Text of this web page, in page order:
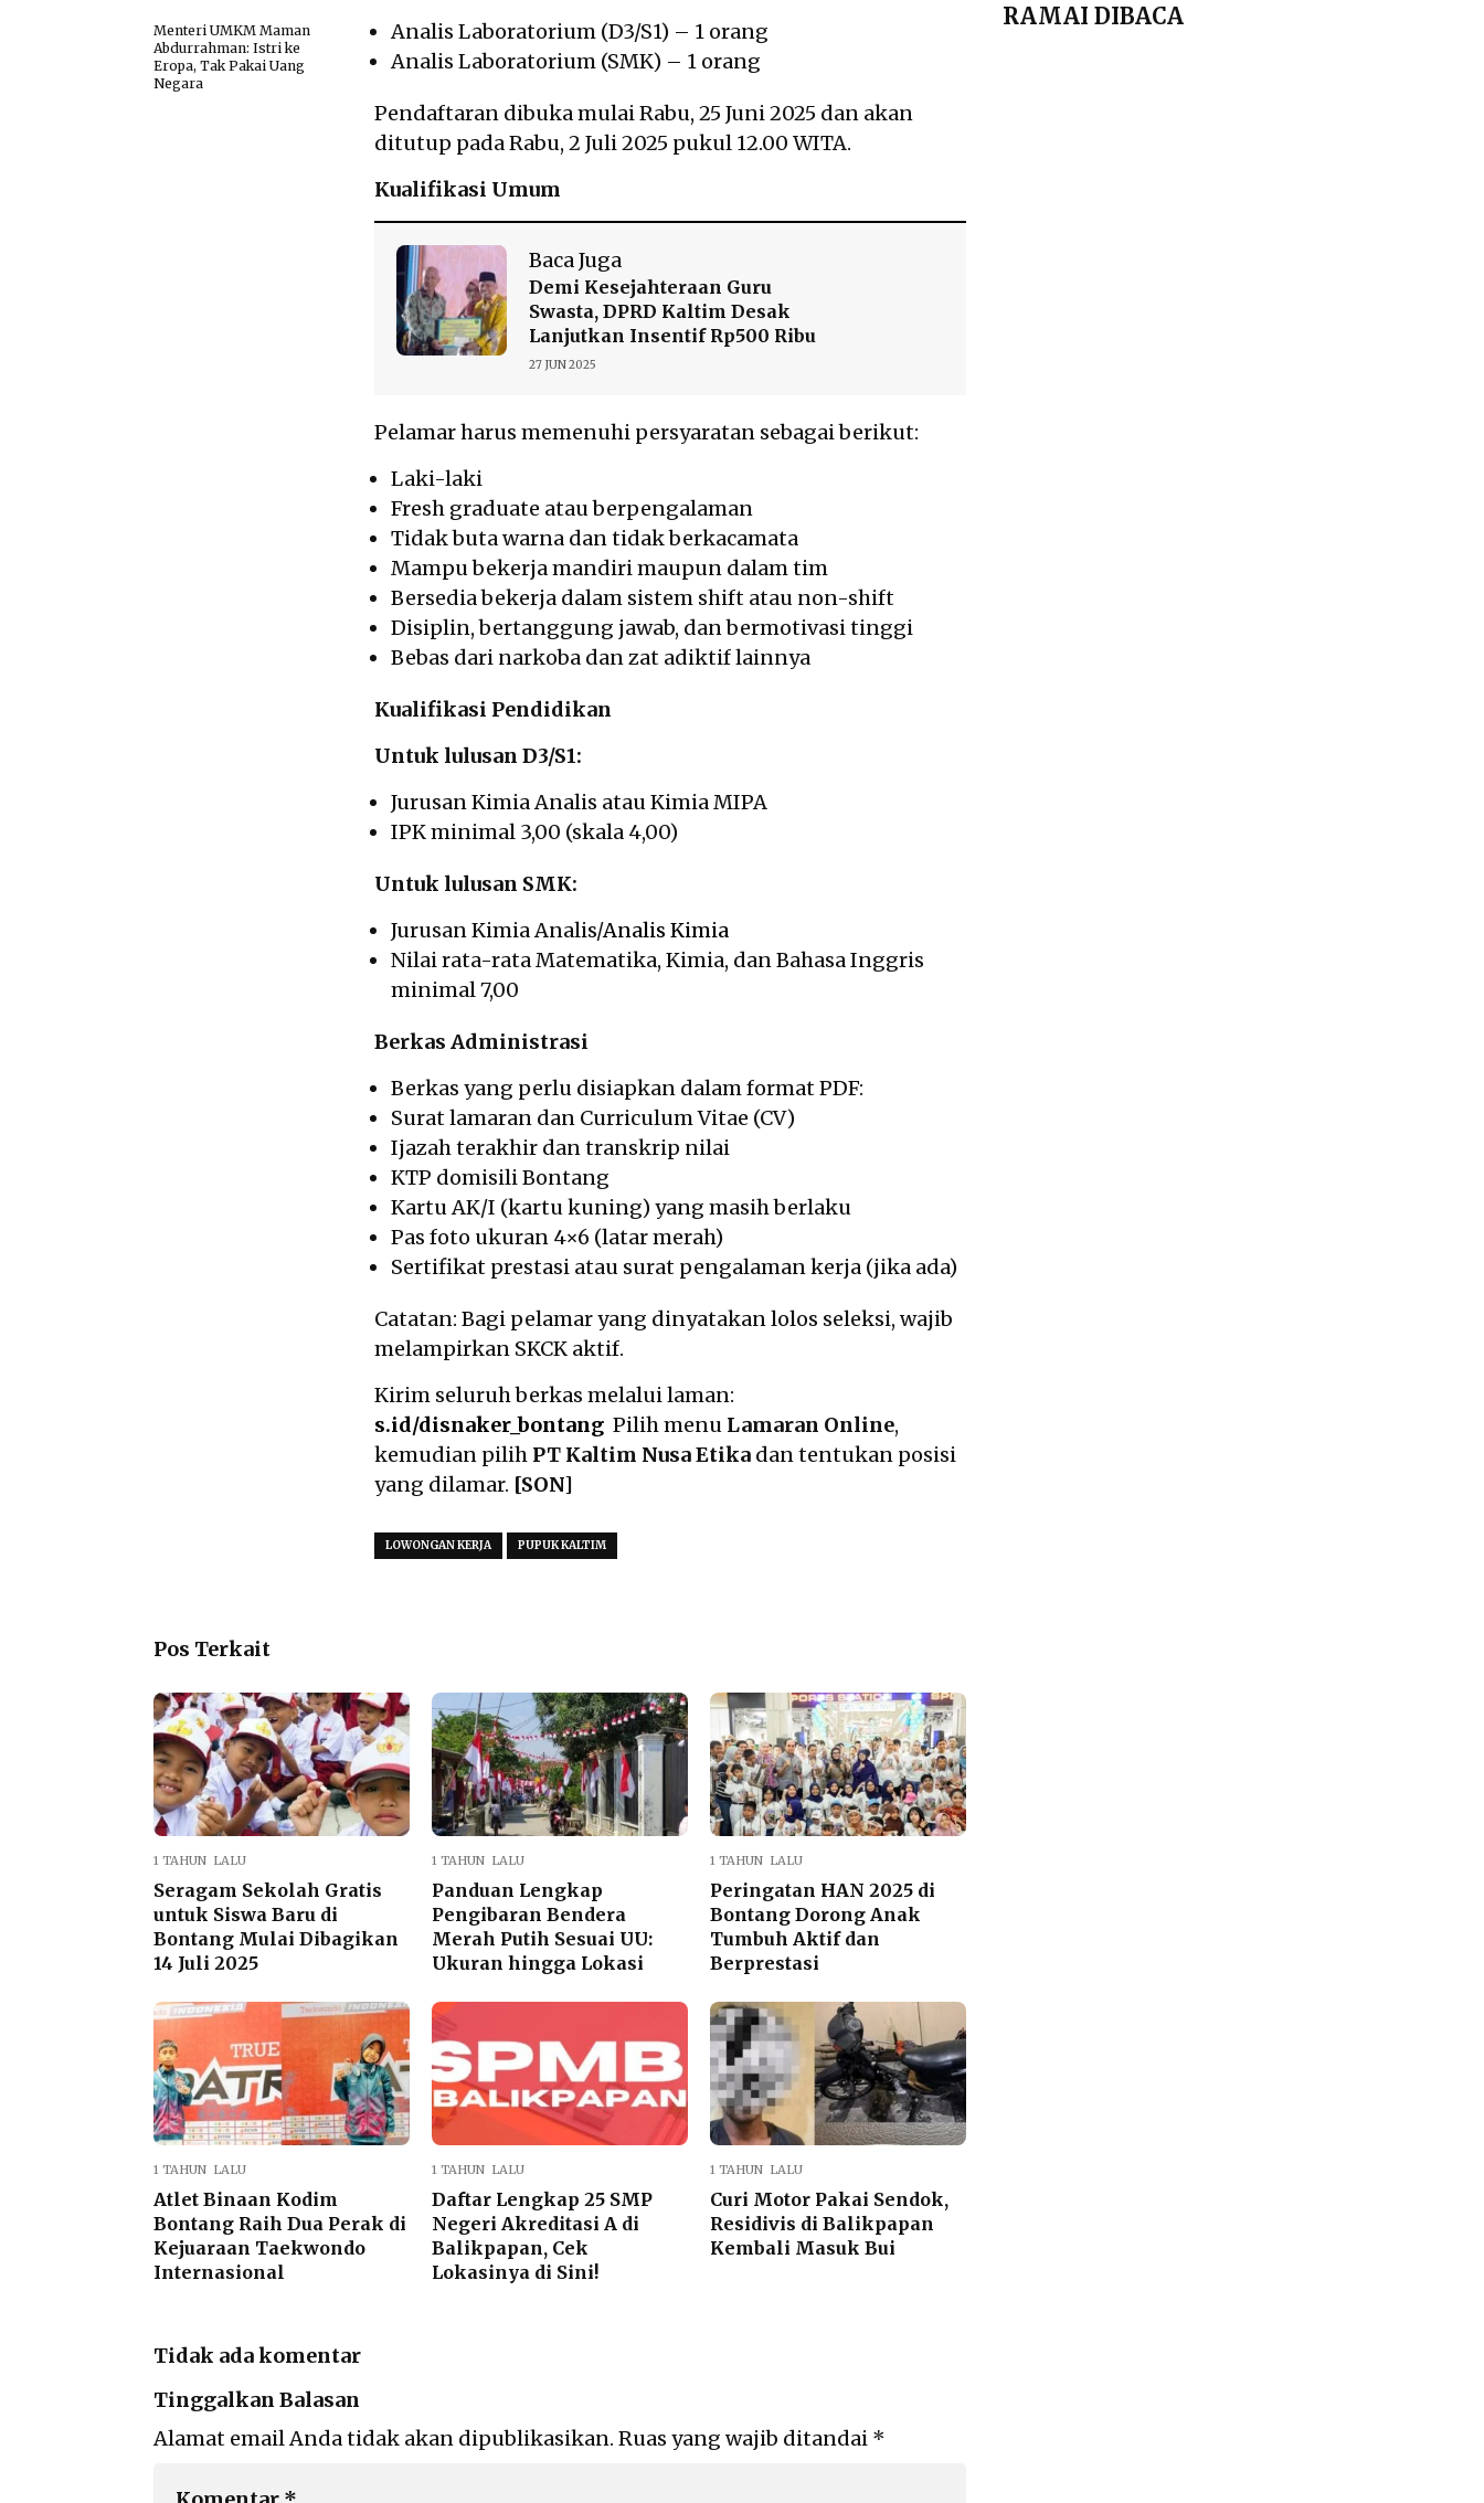
Analis Laboratorium (D3/S1) – 1 orang
Analis Laboratorium (SMK) – 1 orang
Pendaftaran dibuka mulai Rabu, 25 Juni 2025 dan akan
ditutup pada Rabu, 2 Juli 2025 pukul 12.00 WITA.
Kualifikasi Umum
Baca Juga
Demi Kesejahteraan Guru
Swasta, DPRD Kaltim Desak
Lanjutkan Insentif Rp500 Ribu
27 JUN 2025
Pelamar harus memenuhi persyaratan sebagai berikut:
Laki-laki
Fresh graduate atau berpengalaman
Tidak buta warna dan tidak berkacamata
Mampu bekerja mandiri maupun dalam tim
Bersedia bekerja dalam sistem shift atau non-shift
Disiplin, bertanggung jawab, dan bermotivasi tinggi
Bebas dari narkoba dan zat adiktif lainnya
Kualifikasi Pendidikan
Untuk lulusan D3/S1:
Jurusan Kimia Analis atau Kimia MIPA
IPK minimal 3,00 (skala 4,00)
Untuk lulusan SMK:
Jurusan Kimia Analis/Analis Kimia
Nilai rata-rata Matematika, Kimia, dan Bahasa Inggris
minimal 7,00
Berkas Administrasi
Berkas yang perlu disiapkan dalam format PDF:
Surat lamaran dan Curriculum Vitae (CV)
Ijazah terakhir dan transkrip nilai
KTP domisili Bontang
Kartu AK/I (kartu kuning) yang masih berlaku
Pas foto ukuran 4×6 (latar merah)
Sertifikat prestasi atau surat pengalaman kerja (jika ada)
Catatan: Bagi pelamar yang dinyatakan lolos seleksi, wajib
melampirkan SKCK aktif.
Kirim seluruh berkas melalui laman:
s.id/disnaker_bontang Pilih menu Lamaran Online,
kemudian pilih PT Kaltim Nusa Etika dan tentukan posisi
yang dilamar. [SON]
LOWONGAN KERJA PUPUK KALTIM
Menteri UMKM Maman
Abdurrahman: Istri ke
Eropa, Tak Pakai Uang
Negara
Pos Terkait
1 TAHUN LALU
Seragam Sekolah Gratis
untuk Siswa Baru di
Bontang Mulai Dibagikan
14 Juli 2025
1 TAHUN LALU
Panduan Lengkap
Pengibaran Bendera
Merah Putih Sesuai UU:
Ukuran hingga Lokasi
1 TAHUN LALU
Peringatan HAN 2025 di
Bontang Dorong Anak
Tumbuh Aktif dan
Berprestasi
1 TAHUN LALU
Atlet Binaan Kodim
Bontang Raih Dua Perak di
Kejuaraan Taekwondo
Internasional
1 TAHUN LALU
Daftar Lengkap 25 SMP
Negeri Akreditasi A di
Balikpapan, Cek
Lokasinya di Sini!
1 TAHUN LALU
Curi Motor Pakai Sendok,
Residivis di Balikpapan
Kembali Masuk Bui
Tidak ada komentar
Tinggalkan Balasan
Alamat email Anda tidak akan dipublikasikan. Ruas yang wajib ditandai *
RAMAI DIBACA